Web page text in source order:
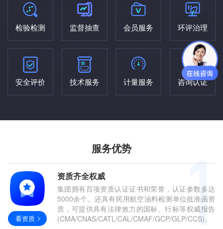
检验检测 监督抽查 会员服务 环评治理
安全评价 技术服务 计量服务 咨询认证
服务优势
看资质
资质齐全权威
集团拥有百项资质认证证书和荣誉，认证参数多达
5000余个。还具有民用航空油料检测单位批准函资
质，可提供具有法律效力的国标、行标等权威报告
(CMA/CNAS/CATL/CAL/CMAF/GCP/GLP/CCS)。